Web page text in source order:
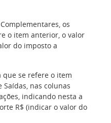
os
o item anterior, o valor
do imposto a
que se refere o item
nas colunas
indicando nesta a
R$ (indicar o valor do